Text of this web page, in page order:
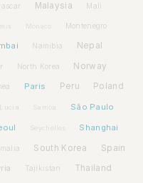
Malaysia Mali
Monaco Montenegro
Namibia Nepal
North Korea Norway
Paris Peru Poland
Samoa São Paulo
Seychelles Shanghai
South Korea Spain
Tajikistan Thailand